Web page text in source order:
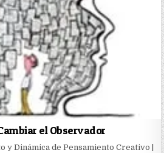
el Observador
y Dinámica de Pensamiento Creativo |